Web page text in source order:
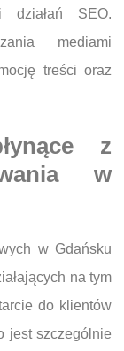
działań SEO.
mediami
treści oraz
z
w
w Gdańsku
na tym
do klientów
jest szczególnie